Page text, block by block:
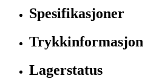
Spesifikasjoner
Trykkinformasjon
Lagerstatus